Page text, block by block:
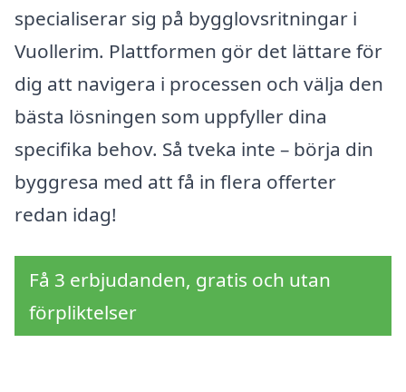
specialiserar sig på bygglovsritningar i
Vuollerim. Plattformen gör det lättare för
dig att navigera i processen och välja den
bästa lösningen som uppfyller dina
specifika behov. Så tveka inte – börja din
byggresa med att få in flera offerter
redan idag!
Få 3 erbjudanden, gratis och utan
förpliktelser